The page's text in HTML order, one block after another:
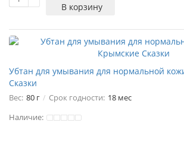
В корзину
Убтан для умывания для нормальной
Сказки
Вес: 80 г Срок годности: 18 мес
Наличие: